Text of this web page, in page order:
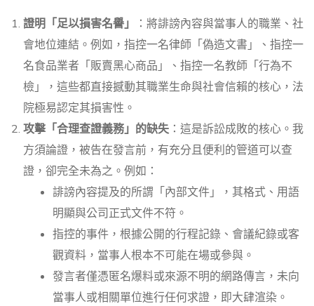
證明「足以損害名譽」
：將誹謗內容與當事人的職業、社
會地位連結。例如，指控一名律師「偽造文書」、指控一
名食品業者「販賣黑心商品」、指控一名教師「行為不
檢」，這些都直接撼動其職業生命與社會信賴的核心，法
院極易認定其損害性。
攻擊「合理查證義務」的缺失：這是訴訟成敗的核心。我
方須論證，被告在發言前，有充分且便利的管道可以查
證，卻完全未為之。例如：
誹謗內容提及的所謂「內部文件」，其格式、用語
明顯與公司正式文件不符。
指控的事件，根據公開的行程記錄、會議紀錄或客
觀資料，當事人根本不可能在場或參與。
發言者僅憑匿名爆料或來源不明的網路傳言，未向
當事人或相關單位進行任何求證，即大肆渲染。